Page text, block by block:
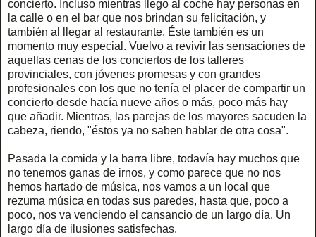
concierto. Incluso mientras llego al coche hay personas en
la calle o en el bar que nos brindan su felicitación, y
también al llegar al restaurante. Éste también es un
momento muy especial. Vuelvo a revivir las sensaciones de
aquellas cenas de los conciertos de los talleres
provinciales, con jóvenes promesas y con grandes
profesionales con los que no tenía el placer de compartir un
concierto desde hacía nueve años o más, poco más hay
que añadir. Mientras, las parejas de los mayores sacuden la
cabeza, riendo, "éstos ya no saben hablar de otra cosa".
Pasada la comida y la barra libre, todavía hay muchos que
no tenemos ganas de irnos, y como parece que no nos
hemos hartado de música, nos vamos a un local que
rezuma música en todas sus paredes, hasta que, poco a
poco, nos va venciendo el cansancio de un largo día. Un
largo día de ilusiones satisfechas.